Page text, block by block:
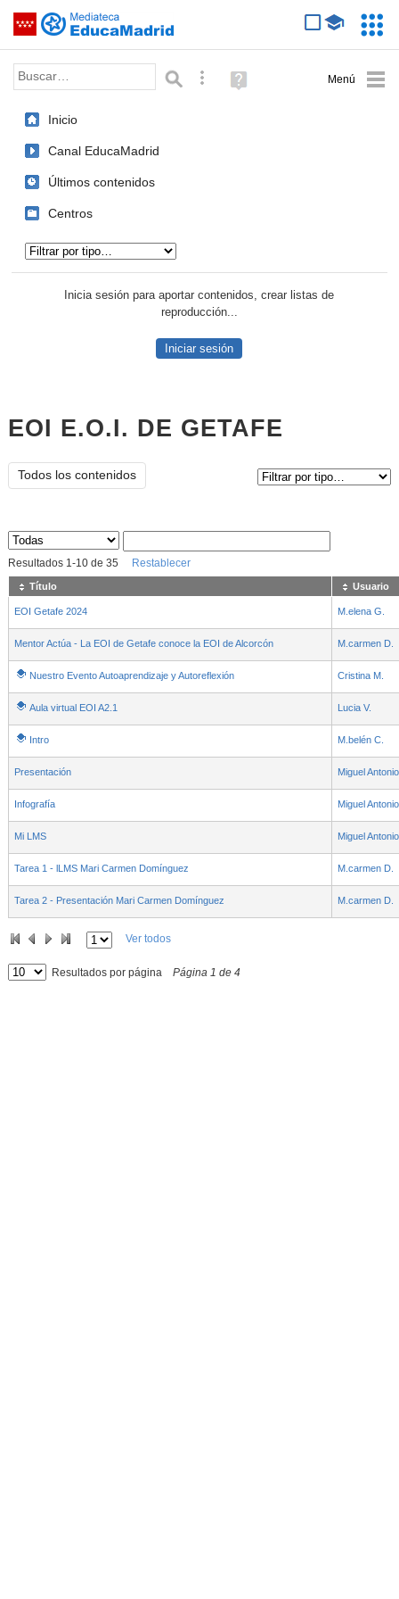
Saltar navegación
Palabra o frase: Búsqueda avanzada
Ayuda
(en
Inicio
Canal EducaMadrid
Últimos contenidos
Centros
Inicia sesión para aportar contenidos, crear listas de
reproducción...
Iniciar sesión
EOI E.O.I. DE GETAFE
Todos los contenidos
Sus archivos
Resultados 1 -10de 35 Restablecer
Título Usuario
EOI Getafe 2024 M.elena G.
Mentor Actúa - La EOI de Getafe conoce la EOI de Alcorcón M.carmen D.
Nuestro Evento Autoaprendizaje y Autoreflexión Cristina M.
Aula virtual EOI A2.1 Lucia V.
Intro M.belén C.
Presentación Miguel
Infografía Miguel
Mi LMS Miguel
Tarea 1 - lLMS Mari Carmen Domínguez M.carmen D.
Tarea 2 - Presentación Mari Carmen Domínguez M.carmen D.
Ver todos
Resultados por página Página 1 de 4